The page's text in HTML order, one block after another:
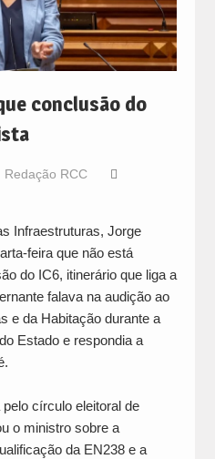
conclusão do
Redação RCC
Infraestruturas, Jorge
feira que não está
do IC6, itinerário que liga a
falava na audição ao
e da Habitação durante a
Estado e respondia a
círculo eleitoral de
o ministro sobre a
da EN238 e a